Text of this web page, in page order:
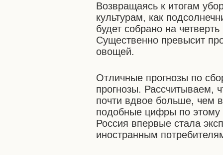
Возвращаясь к итогам
культурам, как
будет собрано на
Существенно превысит
овощей.
Отличные прогнозы по
прогнозы. Рассчитываем,
почти вдвое больше, чем
подобные цифры по этому
Россия впервые стала
иностранным